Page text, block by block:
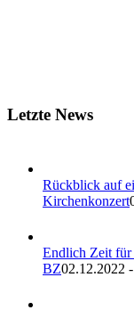
Letzte News
Rückblick auf
Kirchenkonzert
Endlich Zeit für
BZ02.12.2022